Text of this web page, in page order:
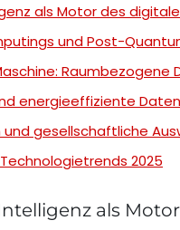
als Motor des
und Post-
energieeffiziente
gesellschaftliche
2025
als